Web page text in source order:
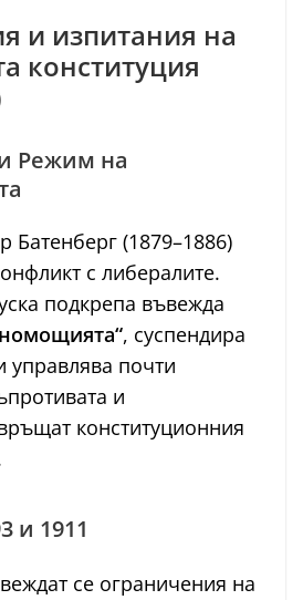
и изпитания на
конституция
Режим на
Батенберг (1879–1886)
с либералите.
подкрепа въвежда
, суспендира
управлява почти
и
конституционния
и 1911
се ограничения на